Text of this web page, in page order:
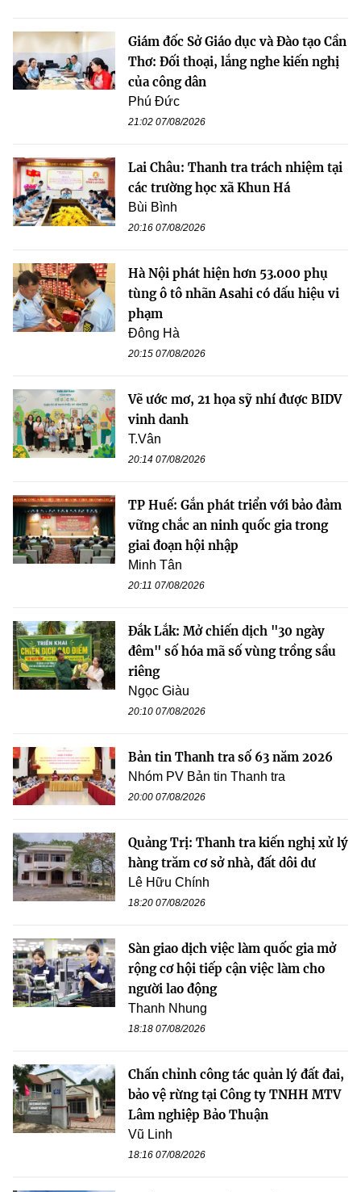
Giám đốc Sở Giáo dục và Đào tạo Cần
Thơ: Đối thoại, lắng nghe kiến nghị
của công dân
Phú Đức
21:02 07/08/2026
Lai Châu: Thanh tra trách nhiệm tại
các trường học xã Khun Há
Bùi Bình
20:16 07/08/2026
Hà Nội phát hiện hơn 53.000 phụ
tùng ô tô nhãn Asahi có dấu hiệu vi
phạm
Đông Hà
20:15 07/08/2026
Vẽ ước mơ, 21 họa sỹ nhí được BIDV
vinh danh
T.Vân
20:14 07/08/2026
TP Huế: Gắn phát triển với bảo đảm
vững chắc an ninh quốc gia trong
giai đoạn hội nhập
Minh Tân
20:11 07/08/2026
Đắk Lắk: Mở chiến dịch "30 ngày
đêm" số hóa mã số vùng trồng sầu
riêng
Ngọc Giàu
20:10 07/08/2026
Bản tin Thanh tra số 63 năm 2026
Nhóm PV Bản tin Thanh tra
20:00 07/08/2026
Quảng Trị: Thanh tra kiến nghị xử lý
hàng trăm cơ sở nhà, đất dôi dư
Lê Hữu Chính
18:20 07/08/2026
Sàn giao dịch việc làm quốc gia mở
rộng cơ hội tiếp cận việc làm cho
người lao động
Thanh Nhung
18:18 07/08/2026
Chấn chỉnh công tác quản lý đất đai,
bảo vệ rừng tại Công ty TNHH MTV
Lâm nghiệp Bảo Thuận
Vũ Linh
18:16 07/08/2026